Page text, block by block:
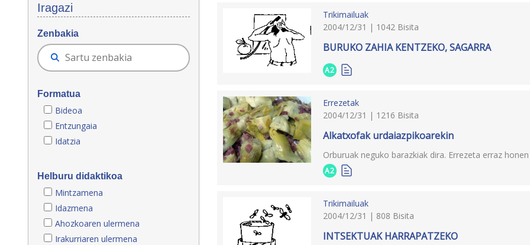
Iragazi
Zenbakia
Formatua
Bideoa
Entzungaia
Idatzia
Helburu didaktikoa
Mintzamena
Idazmena
Ahozkoaren ulermena
Irakurriaren ulermena
Trikimailuak
2004/12/31 | 1042 Bisita
BURUKO ZAHIA KENTZEKO, SAGARRA
A2
Errezetak
2004/12/31 | 1216 Bisita
Alkatxofak urdaiazpikoarekin
Orburuak neguko barazkiak dira. Errezeta erraz
A2
Trikimailuak
2004/12/31 | 808 Bisita
INTSEKTUAK HARRAPATZEKO